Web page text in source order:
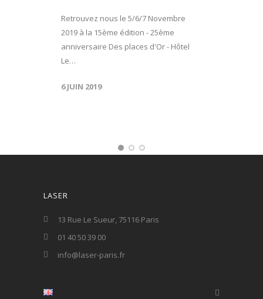
Retrouvez nous le 5/6/7 Novembre
2019 à la 15ème édition - 25ème
anniversaire Des places d'Or - Hôtel
Le…
6 JUIN 2019
LASER
13 Rue Le Sueur, 75116 Paris
01 40 50 39 00
info@laser-paris.fr